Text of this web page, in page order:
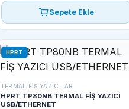
Sepete Ekle
HPRT
TERMAL FIŞ YAZICILAR
HPRT TP80NB TERMAL FİŞ YAZICI
USB/ETHERNET